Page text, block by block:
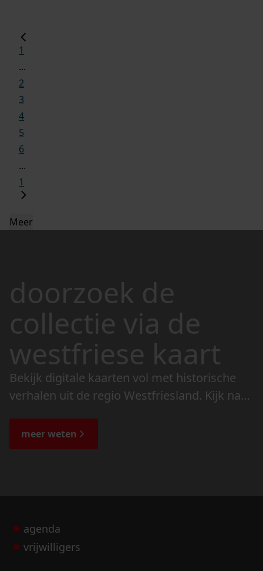
1
...
2
3
4
5
6
...
1
Meer
doorzoek de
collectie via de
westfriese kaart
Bekijk digitale kaarten vol met historische
verhalen uit de regio Westfriesland. Kijk naar
de bijzondere verhalen.
meer weten
agenda
vrijwilligers